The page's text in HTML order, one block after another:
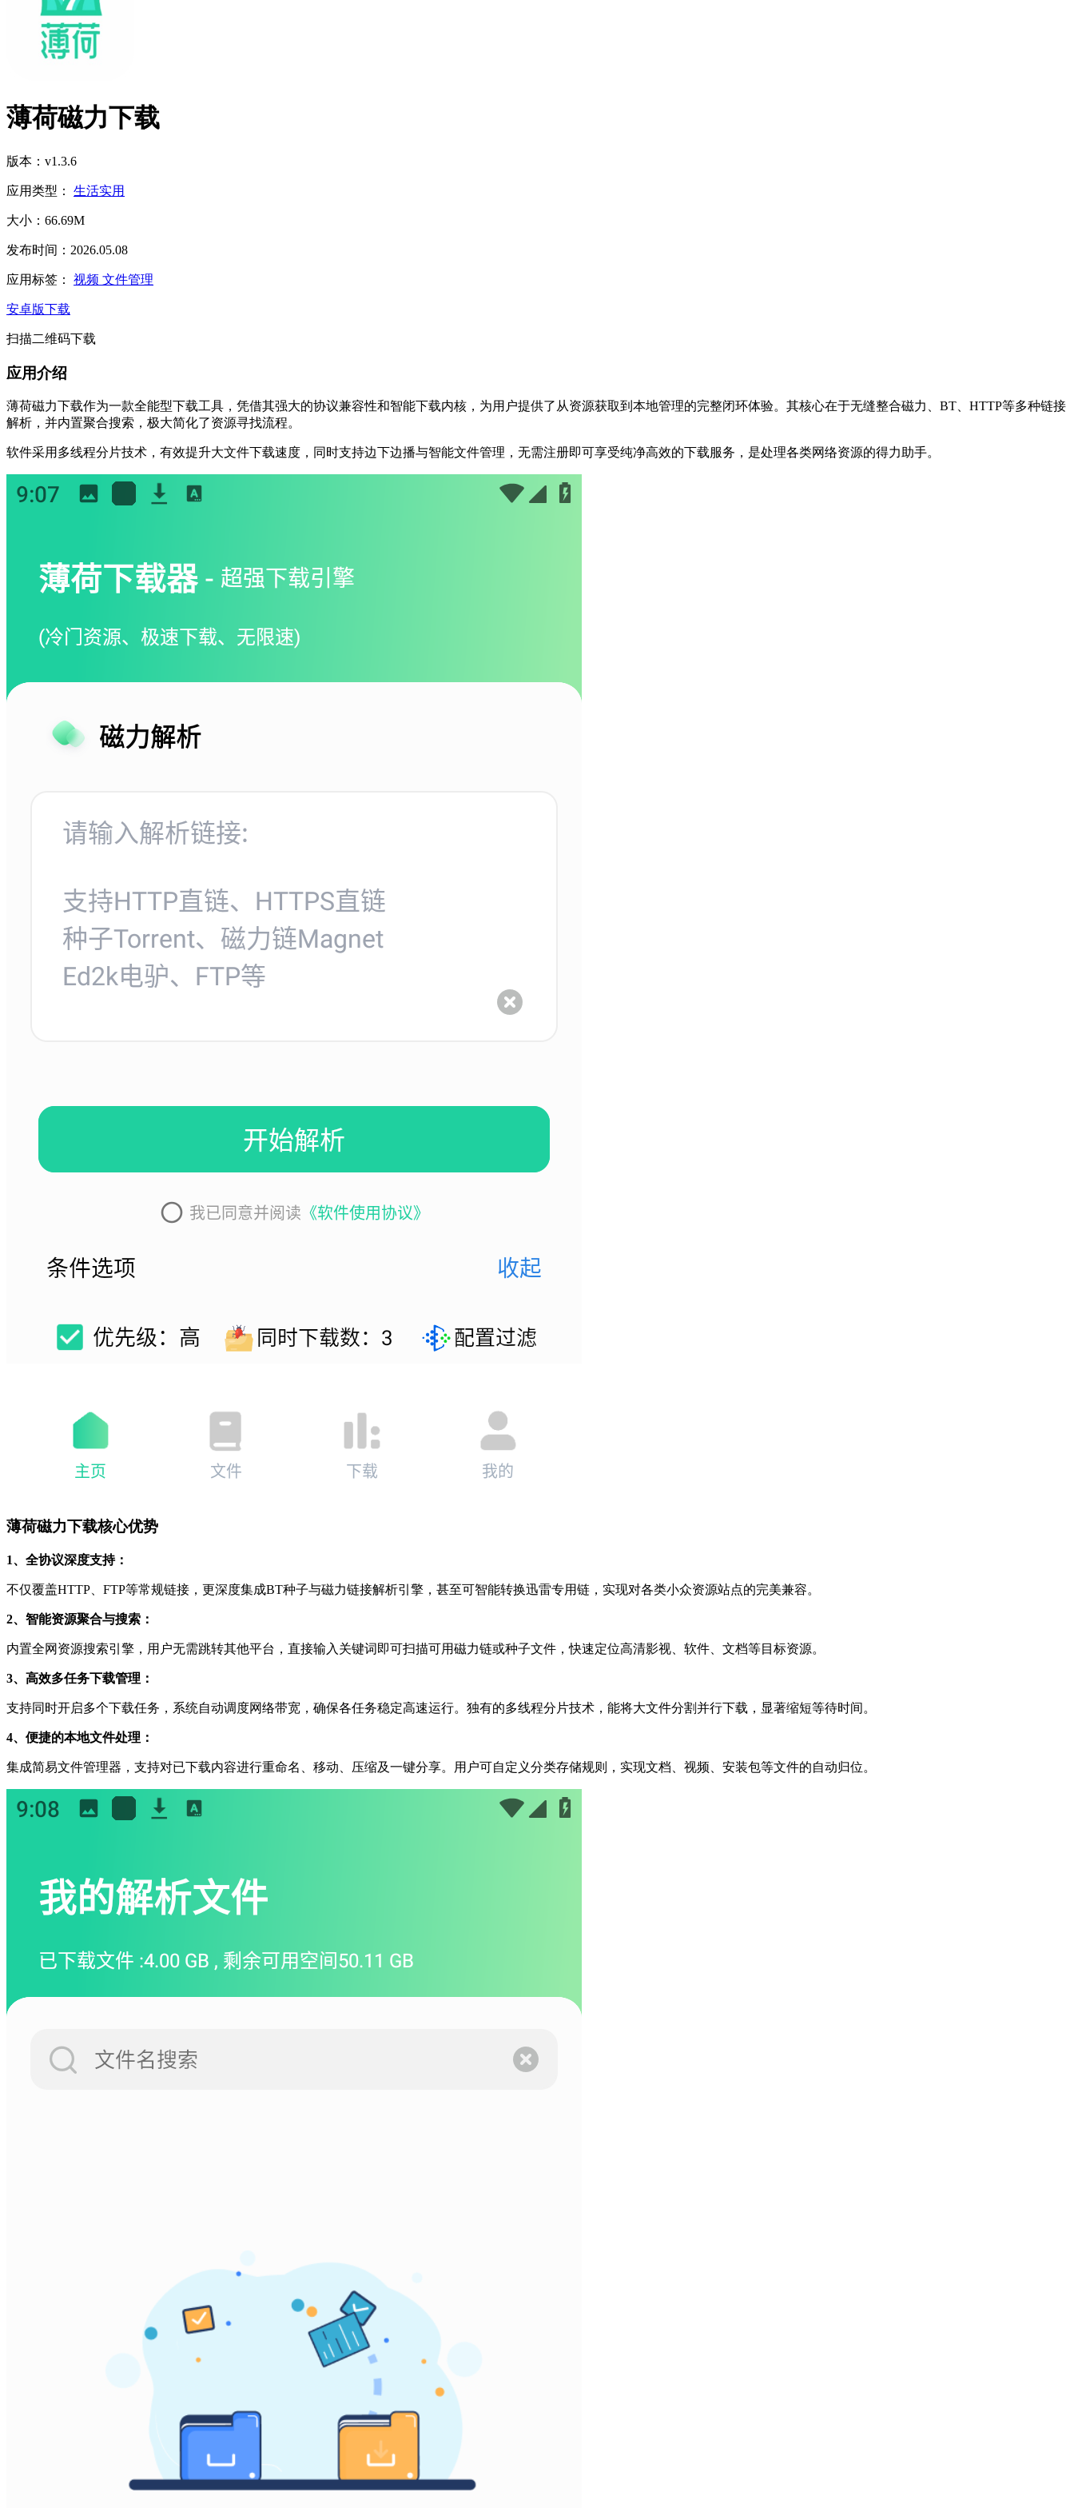
薄荷磁力下载
版本：v1.3.6
应用类型： 生活实用
大小：66.69M
发布时间：2026.05.08
应用标签： 视频 文件管理
安卓版下载
扫描二维码下载
应用介绍
薄荷磁力下载作为一款全能型下载工具，凭借其强大的协议兼容性和智能下载内核，为用户提供了从资源获取到本地管理的完整闭环体验。其核心在于无缝整合磁力、BT、HTTP等多种链接
解析，并内置聚合搜索，极大简化了资源寻找流程。
软件采用多线程分片技术，有效提升大文件下载速度，同时支持边下边播与智能文件管理，无需注册即可享受纯净高效的下载服务，是处理各类网络资源的得力助手。
薄荷磁力下载核心优势
1、全协议深度支持：
不仅覆盖HTTP、FTP等常规链接，更深度集成BT种子与磁力链接解析引擎，甚至可智能转换迅雷专用链，实现对各类小众资源站点的完美兼容。
2、智能资源聚合与搜索：
内置全网资源搜索引擎，用户无需跳转其他平台，直接输入关键词即可扫描可用磁力链或种子文件，快速定位高清影视、软件、文档等目标资源。
3、高效多任务下载管理：
支持同时开启多个下载任务，系统自动调度网络带宽，确保各任务稳定高速运行。独有的多线程分片技术，能将大文件分割并行下载，显著缩短等待时间。
4、便捷的本地文件处理：
集成简易文件管理器，支持对已下载内容进行重命名、移动、压缩及一键分享。用户可自定义分类存储规则，实现文档、视频、安装包等文件的自动归位。